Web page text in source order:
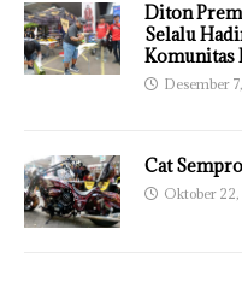
Diton
Selalu
Komunitas
Desember
Cat
Oktober